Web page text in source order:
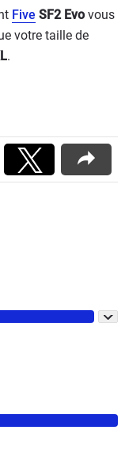
Five SF2 Evovous
votre taille de
.